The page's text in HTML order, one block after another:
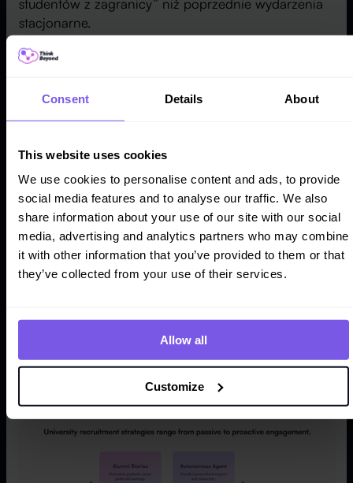
Consent Details About
This website uses cookies
We use cookies to personalise content and ads, to provide
social media features and to analyse our traffic. We also
share information about your use of our site with our social
media, advertising and analytics partners who may combine
it with other information that you’ve provided to them or that
they’ve collected from your use of their services.
Allow all
Customize
studentów z zagranicy” niż poprzednie wydarzenia
stacjonarne.
Wykorzystanie historii absolwentów i ich
rodziców. Uczelnie mogą prezentować sukcesy
absolwentów i ich ścieżki kariery – historie zapadają
w pamięć lepiej niż statystyki.
Uniwersytety, które udostępniają dane o zatrudnieniu
absolwentów, mogą odpowiedzieć na kluczowe
pytania dotyczące ich ścieżek zawodowych i
potencjalnych zarobków. Najbardziej korzystają na
rodzinie, którzy idą na studia). Cistudenci,
stanowiący ponad 50% wszystkich studentów
przykładów, aby zobaczyć swój potencjalny sukces.